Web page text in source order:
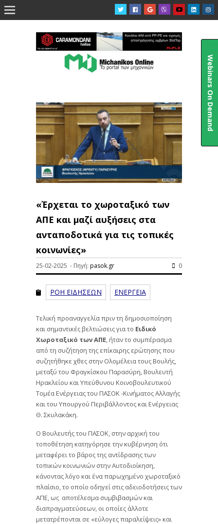

«Έρχεται το χωροταξικό των
ΑΠΕ και μαζί αυξήσεις στα
ανταποδοτικά για τις τοπικές
κοινωνίες»
25-02-2025 - Πηγή: pasok.gr 0
ΡΟΗ ΕΙΔΗΣΕΩΝ ΕΝΕΡΓΕΙΑ
Τελική προαναγγελία πριν τη δημοσιοποίηση
και σημαντικές βελτιώσεις για το Ειδικό
Χωροταξικό των ΑΠΕ, ήταν το συμπέρασμα
από τη συζήτηση της επίκαιρης ερώτησης που
συζητήθηκε χθες στην Ολομέλεια τους Βουλής,
μεταξύ του Φραγκίσκου Παρασύρη, Βουλευτή
Ηρακλείου και Υπεύθυνου Κοινοβουλευτικού
Τομέα Ενέργειας του ΠΑΣΟΚ -Κινήματος Αλλαγής
και του Υπουργού Περιβάλλοντος και Ενέργειας
Θ. Σκυλακάκη.
Ο Βουλευτής του ΠΑΣΟΚ, στην αρχική του
τοποθέτηση κατηγόρησε την κυβέρνηση ότι
μεταφέρει το βάρος της αντίδρασης των
τοπικών κοινωνιών στην Αυτοδιοίκηση,
κάνοντας λόγο και ένα παρωχημένο χωροταξικό
πλαίσιο, το οποίο οδηγεί στις αδειοδοτήσεις των
ΑΠΕ, ως αποτέλεσμα συμβιβασμών και
διαπραγματεύσεων, οι οποίες άλλοτε
μετατρέπονται σε «εύλογες παραλείψεις» και
Webinars On Demand